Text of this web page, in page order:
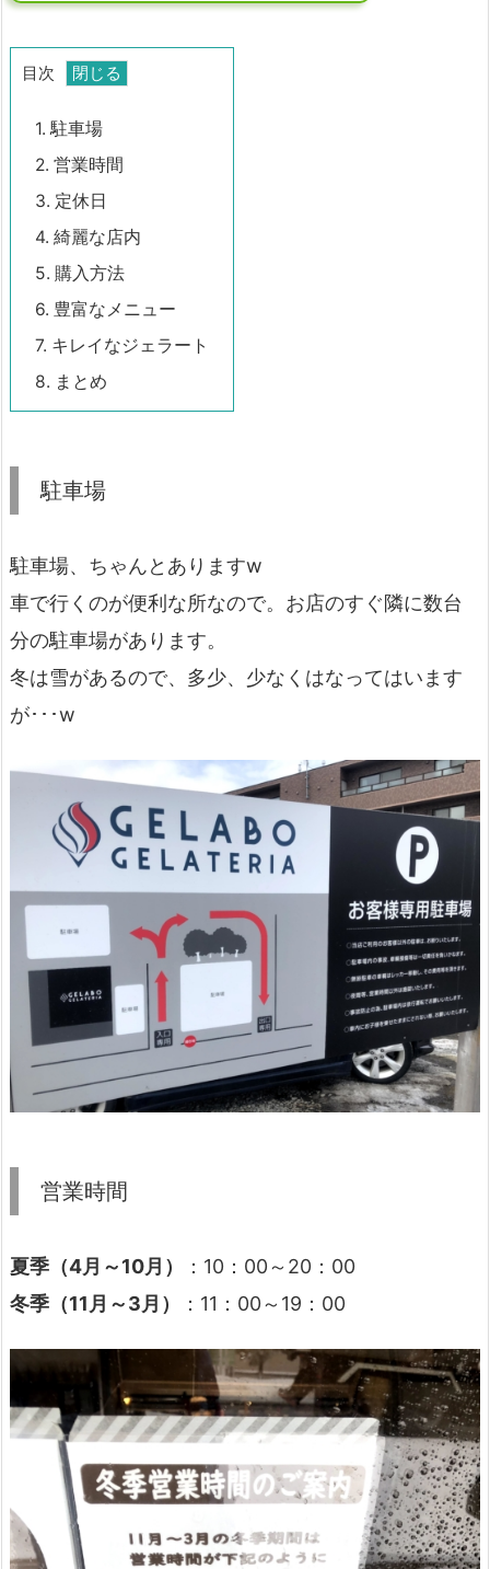
目次
1. 駐車場
2. 営業時間
3. 定休日
4. 綺麗な店内
5. 購入方法
6. 豊富なメニュー
7. キレイなジェラート
8. まとめ
駐車場
駐車場、ちゃんとありますw
車で行くのが便利な所なので。お店のすぐ隣に数台
分の駐車場があります。
冬は雪があるので、多少、少なくはなってはいます
が･･･w
営業時間
夏季（4月～10月）
：10：00～20：00
冬季（11月～3月）
：11：00～19：00